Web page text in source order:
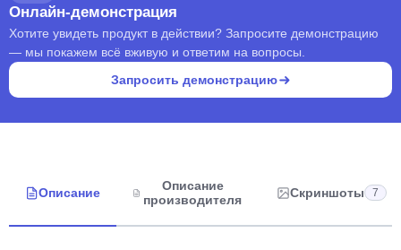
Онлайн-демонстрация
Хотите увидеть продукт в действии? Запросите демонстрацию
— мы покажем всё вживую и ответим на вопросы.
Запросить демонстрацию
Описание
Описание
производителя
Скриншоты 7